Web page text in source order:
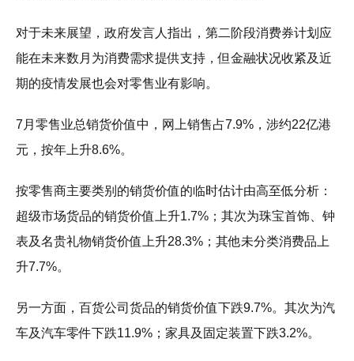
对于未来展望，政府发言人指出，第二阶段消费券计划应
能在未来数月为消费需求提供支持，但金融状况收紧及近
期的疫情发展也会对零售业有影响。
7月零售业总销货价值中，网上销售占7.9%，涉约22亿港
元，按年上升8.6%。
按零售商主要类别的销货价值的临时估计由高至低分析：
超级市场货品的销货价值上升1.7%；其次为珠宝首饰、钟
表及名贵礼物销货价值上升28.3%；其他未分类消费品上
升7.7%。
另一方面，百货公司货品的销货价值下跌9.7%。其次为汽
车及汽车零件下跌11.9%；家具及固定装置下跌3.2%。